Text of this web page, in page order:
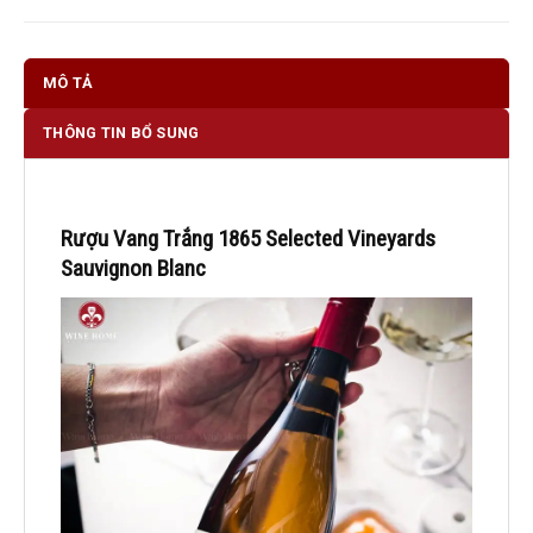
MÔ TẢ
THÔNG TIN BỔ SUNG
Rượu Vang Trắng 1865 Selected Vineyards
Sauvignon Blanc